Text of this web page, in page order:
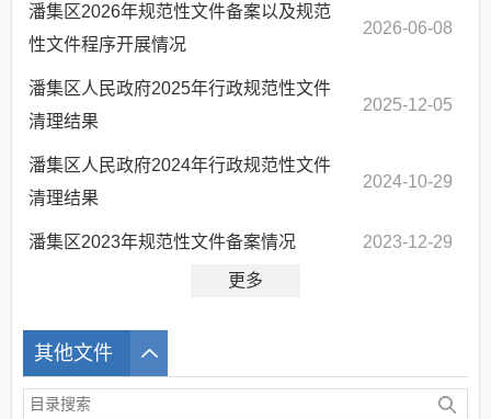
潘集区2026年规范性文件备案以及规范
性文件程序开展情况
2026-06-08
潘集区人民政府2025年行政规范性文件
清理结果
2025-12-05
潘集区人民政府2024年行政规范性文件
清理结果
2024-10-29
潘集区2023年规范性文件备案情况 2023-12-29
更多
其他文件